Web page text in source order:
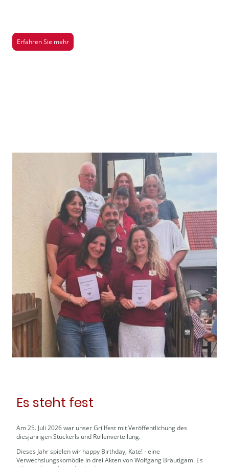
Erfahren Sie mehr
Es steht fest
Am 25. Juli 2026 war unser Grillfest mit Veröffentlichung des
diesjährigen Stückerls und Rollenverteilung.
Dieses Jahr spielen wir happy Birthday, Kate! - eine
Verwechslungskomödie in drei Akten von Wolfgang Bräutigam. Es